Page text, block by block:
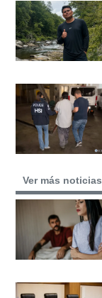
Ver más noticias